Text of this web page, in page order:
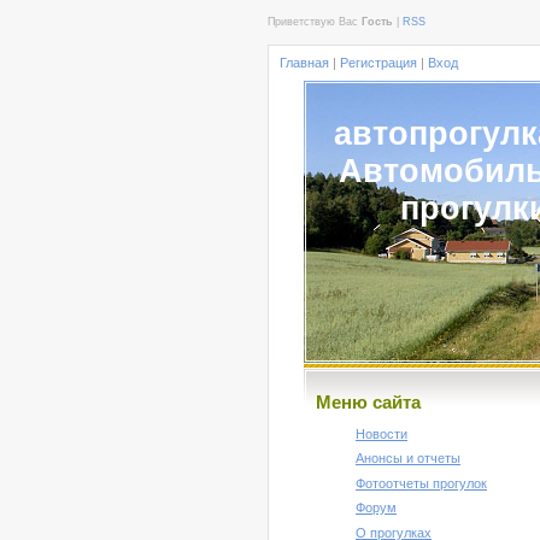
Приветствую Вас Гость RSS
Главная | Регистрация | Вход
Меню сайта
Новости
Анонсы и отчеты
Фотоотчеты прогулок
Форум
О прогулках